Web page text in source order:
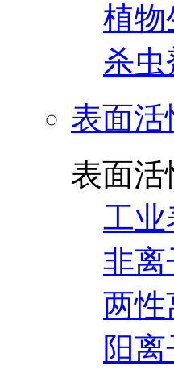
植物
杀
表面活
表面活
工业
非离
两性
阳